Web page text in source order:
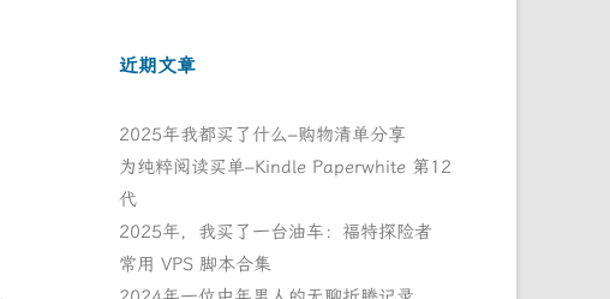
近期文章
2025年我都买了什么–购物清单分享
为纯粹阅读买单–Kindle Paperwhite 第12
代
2025年，我买了一台油车：福特探险者
常用 VPS 脚本合集